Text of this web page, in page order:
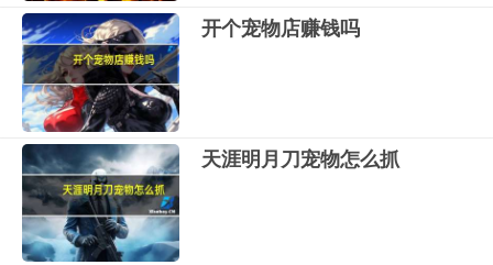
开个宠物店赚钱吗
天涯明月刀宠物怎么抓